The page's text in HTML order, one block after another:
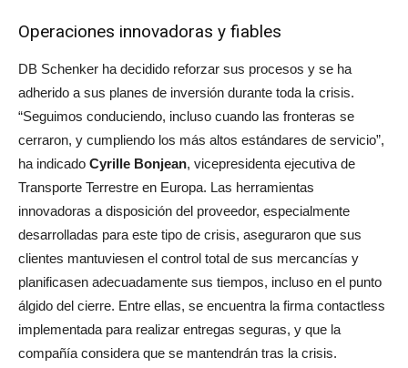
Operaciones innovadoras y fiables
DB Schenker ha decidido reforzar sus procesos y se ha
adherido a sus planes de inversión durante toda la crisis.
“Seguimos conduciendo, incluso cuando las fronteras se
cerraron, y cumpliendo los más altos estándares de servicio”,
ha indicado Cyrille Bonjean, vicepresidenta ejecutiva de
Transporte Terrestre en Europa. Las herramientas
innovadoras a disposición del proveedor, especialmente
desarrolladas para este tipo de crisis, aseguraron que sus
clientes mantuviesen el control total de sus mercancías y
planificasen adecuadamente sus tiempos, incluso en el punto
álgido del cierre. Entre ellas, se encuentra la firma contactless
implementada para realizar entregas seguras, y que la
compañía considera que se mantendrán tras la crisis.